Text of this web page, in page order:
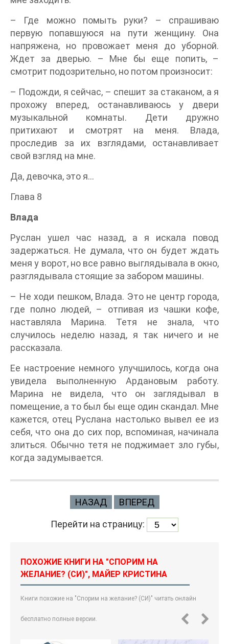
– Где можно помыть руки? – спрашиваю
первую попавшуюся на пути женщину. Она
напряжена, но провожает меня до уборной.
Ждет за дверью. – Мне бы еще попить, –
смотрит подозрительно, но потом произносит:
– Подожди, я сейчас, – спешит за стаканом, а я
прохожу вперед, останавливаюсь у двери
музыкальной комнаты. Дети дружно
притихают и смотрят на меня. Влада,
проследив за их взглядами, останавливает
свой взгляд на мне.
Да, девочка, это я...
Глава 8
Влада
Руслан ушел час назад, а я искала повод
задержаться. Не думала, что он будет ждать
меня у ворот, но все равно выглядывала в окно,
разглядывала стоящие за забором машины.
– Не ходи пешком, Влада. Это не центр города,
где полно людей, – отпивая из чашки кофе,
наставляла Марина. Тетя не знала, что
случилось неделю назад, я так ничего и не
рассказала.
Ее настроение немного улучшилось, когда она
увидела выполненную Ардановым работу.
Марина не видела, что он заглядывал в
помещение, а то был бы еще один скандал. Мне
кажется, отец Руслана настолько вывел ее из
себя, что она до сих пор, вспоминая, начинала
злиться. Обычно тетя не поджимает зло губы,
когда задумывается.
НАЗАД ВПЕРЕД
Перейти на страницу:
ПОХОЖИЕ КНИГИ НА "СПОРИМ НА
ЖЕЛАНИЕ? (СИ)", МАЙЕР КРИСТИНА
Книги похожие на "Спорим на желание? (СИ)" читать онлайн
бесплатно полные версии.